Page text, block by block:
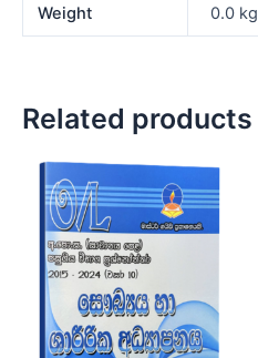
Weight 0.0 kg
Related products